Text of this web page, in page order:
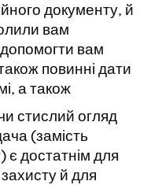
документу, й
вам
вам
повинні дати
а також
стислий огляд
(замість
є достатнім для
й для